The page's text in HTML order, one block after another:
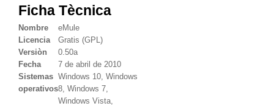
Ficha Tècnica
Nombre
eMule
Licencia
Gratis (GPL)
Versiòn
0.50a
Fecha
7 de abril de 2010
Sistemas
operativos
Windows 10, Windows
8, Windows 7,
Windows Vista,